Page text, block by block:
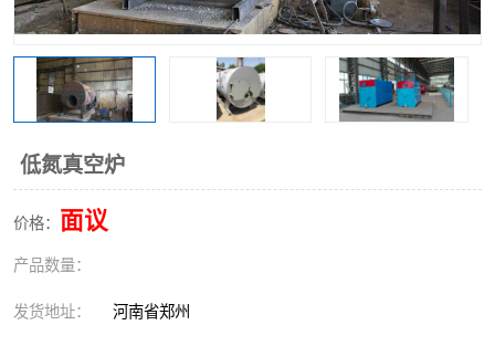
低氮真空炉
价格： 面议
产品数量：
发货地址： 河南省郑州